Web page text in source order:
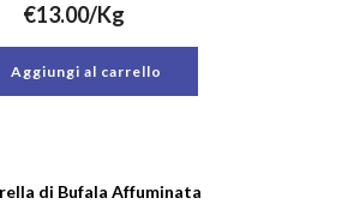
€13.00/Kg
Aggiungi al carrello
di Bufala Affuminata